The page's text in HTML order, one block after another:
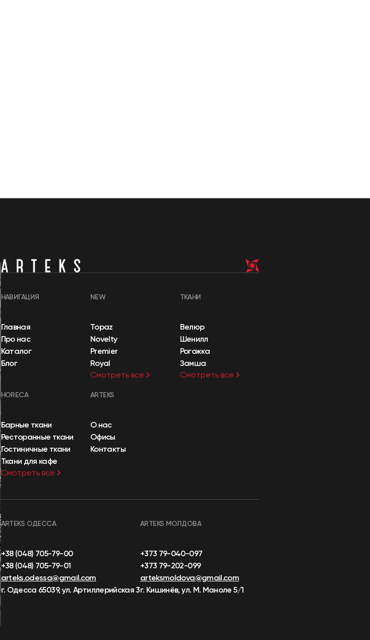
НАВИГАЦИЯ
Главная
Про нас
Каталог
Блог
NEW
Topaz
Novelty
Premier
Royal
Смотреть все
ТКАНИ
Велюр
Шенилл
Рогожка
Замша
Смотреть все
HORECA
Барные ткани
Ресторанные ткани
Гостиничные ткани
Ткани для кафе
Смотреть все
ARTEKS
О нас
Офисы
Контакты
ARTEKS ОДЕССА
+38 (048) 705-79-00
+38 (048) 705-79-01
arteks.odessa@gmail.com
г. Одесса 65039, ул. Артиллерийская 3
ARTEKS МОЛДОВА
+373 79-040-097
+373 79-202-099
arteksmoldova@gmail.com
г. Кишинёв, ул. М. Маноле 5/1